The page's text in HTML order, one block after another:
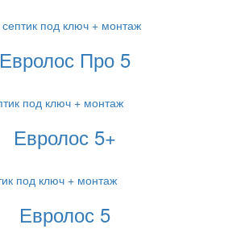
Евролос Про 5
Евролос 5+
Евролос 5